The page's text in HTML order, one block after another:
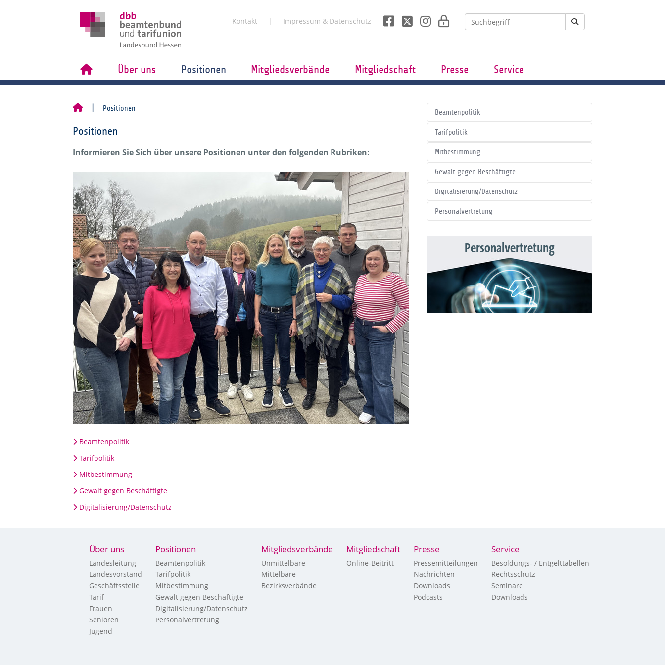
Kontakt Impressum & Datenschutz
Über uns Positionen Mitgliedsverbände Mitgliedschaft Presse Service
Positionen
Positionen
Informieren Sie Sich über unsere Positionen unter den folgenden Rubriken:
Beamtenpolitik
Tarifpolitik
Mitbestimmung
Gewalt gegen Beschäftigte
Digitalisierung/Datenschutz
Beamtenpolitik
Tarifpolitik
Mitbestimmung
Gewalt gegen Beschäftigte
Digitalisierung/Datenschutz
Personalvertretung
Personalvertretung
Über uns
Landesleitung
Landesvorstand
Geschäftsstelle
Tarif
Frauen
Senioren
Jugend
Positionen
Beamtenpolitik
Tarifpolitik
Mitbestimmung
Gewalt gegen Beschäftigte
Digitalisierung/Datenschutz
Personalvertretung
Mitgliedsverbände
Unmittelbare
Mittelbare
Bezirksverbände
Mitgliedschaft
Online-Beitritt
Presse
Pressemitteilungen
Nachrichten
Downloads
Podcasts
Service
Besoldungs- / Entgelttabellen
Rechtsschutz
Seminare
Downloads